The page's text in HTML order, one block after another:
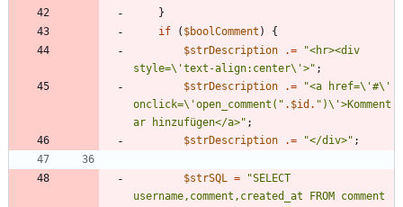
}
if
( $boolComment )
{
$strDescription
.= "<hr><div
style=\ 'text-align:center\ '>" ;
$strDescription
.= "<a href=\ '#\ '
onclick=\ 'open_comment( " . $id . " )\ '>Komment
ar hinzufügen</a>" ;
$strDescription
.= "</div>" ;
$strSQL = "SELECT
username,comment,created_at FROM comment